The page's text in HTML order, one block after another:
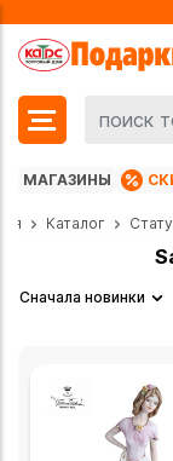
МАГАЗИНЫ
Каталог
Сначала новинки